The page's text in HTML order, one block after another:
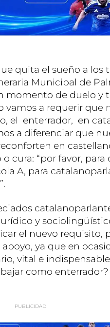
quita el sueño a los
Municipal de
momento de duelo y
vamos a requerir que
el enterrador, en
a diferenciar que
en
cura: “por favor, para
A, para
y
el nuevo requisito,
ya que en
vital e
como